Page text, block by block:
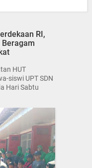
RI,
HUT
siswi UPT SDN
Hari Sabtu